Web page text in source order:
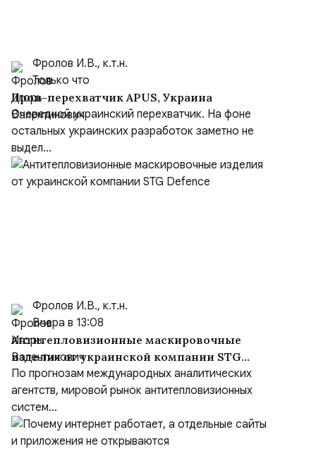
Фролов И.В., к.т.н.
Только что
Дрон-перехватчик APUS, Украина
Очередной украинский перехватчик. На фоне
остальных украинских разработок заметно не
выдел...
Фролов И.В., к.т.н.
Вчера в 13:08
Антитепловизионные маскировочные
изделия от украинской компании STG
Defence
По прогнозам международных аналитических
агентств, мировой рынок антитепловизионных
систем...